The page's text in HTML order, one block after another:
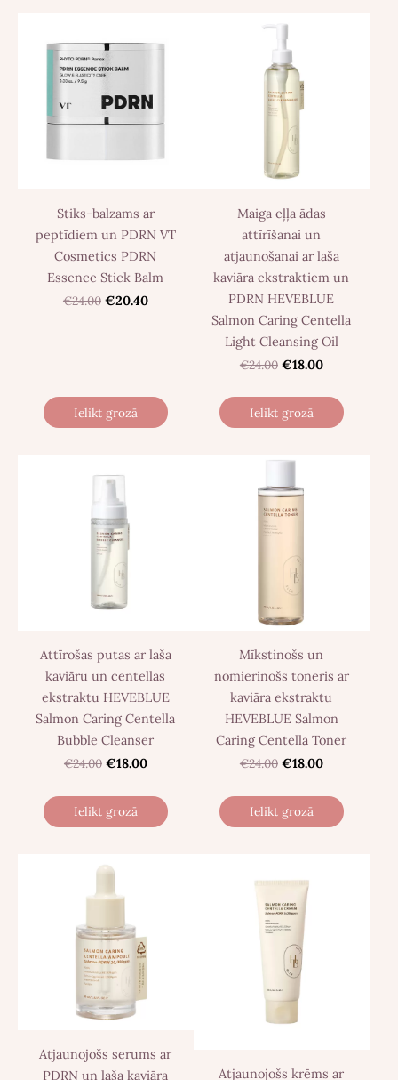
Stiks-balzams ar
peptīdiem un PDRN VT
Cosmetics PDRN
Essence Stick Balm
€24.00 €20.40
Ielikt grozā
Maiga eļļa ādas
attīrīšanai un
atjaunošanai ar laša
kaviāra ekstraktiem un
PDRN HEVEBLUE
Salmon Caring Centella
Light Cleansing Oil
€24.00 €18.00
Ielikt grozā
Attīrošas putas ar laša
kaviāru un centellas
ekstraktu HEVEBLUE
Salmon Caring Centella
Bubble Cleanser
€24.00 €18.00
Ielikt grozā
Mīkstinošs un
nomierinošs toneris ar
kaviāra ekstraktu
HEVEBLUE Salmon
Caring Centella Toner
€24.00 €18.00
Ielikt grozā
Atjaunojošs serums ar
PDRN un laša kaviāra
Atjaunojošs krēms ar